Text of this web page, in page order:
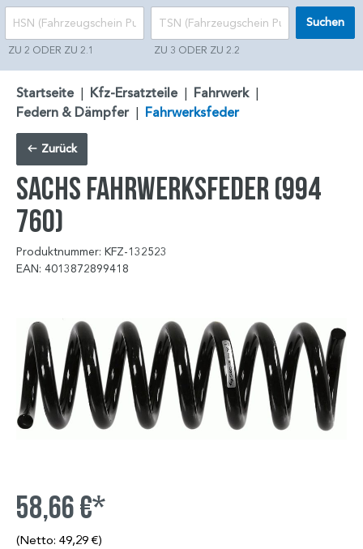
ZU 2 ODER ZU 2.1 ZU 3 ODER ZU 2.2
Suchen
Startseite | Kfz-Ersatzteile | Fahrwerk |
Federn & Dämpfer | Fahrwerksfeder
Zurück
SACHS Fahrwerksfeder (994
760)
Produktnummer: KFZ-132523
EAN: 4013872899418
58,66 €*
(Netto: 49,29 €)